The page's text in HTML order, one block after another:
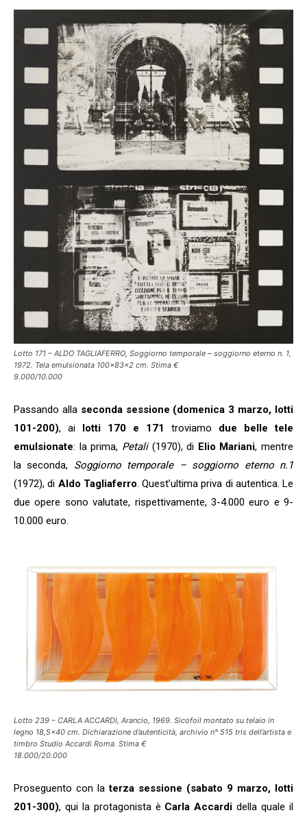
Lotto 171 – ALDO TAGLIAFERRO, Soggiorno temporale – soggiorno eterno n. 1,
1972. Tela emulsionata 100x83x2 cm. Stima €
9.000/10.000
Passando alla seconda sessione (domenica 3 marzo, lotti
101-200), ai lotti 170 e 171 troviamo due belle tele
emulsionate: la prima, Petali(1970), di Elio Mariani, mentre
la seconda, Soggiorno temporale – soggiorno eterno n.1
(1972), di Aldo Tagliaferro. Quest’ultima priva di autentica. Le
due opere sono valutate, rispettivamente, 3-4.000 euro e 9-
10.000 euro.
Lotto 239 – CARLA ACCARDI, Arancio, 1969. Sicofoil montato su telaio in
legno 18,5×40 cm. Dichiarazione d’autenticità, archivio n° 515 tris dell’artista e
timbro Studio Accardi Roma. Stima €
18.000/20.000
Proseguento con laterza sessione (sabato 9 marzo, lotti
201-300), qui la protagonista è Carla Accardi della quale il